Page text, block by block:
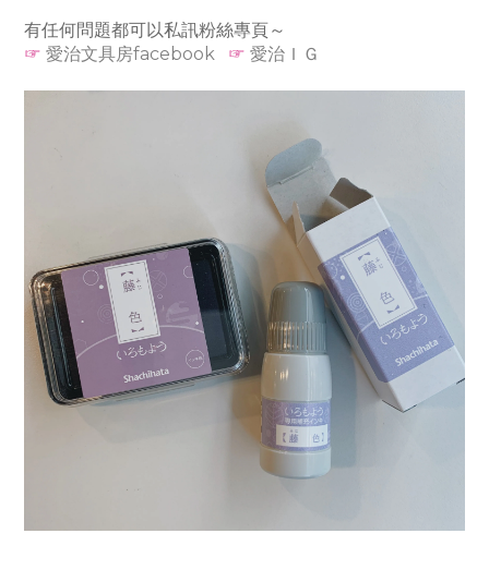
有任何問題都可以私訊粉絲專頁～
☞ 愛治文具房facebook ☞ 愛治ＩＧ